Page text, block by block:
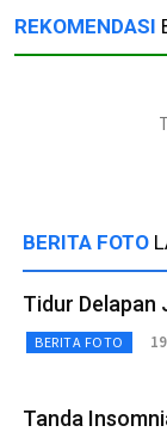
REKOMENDASI
BERITA FOTO
Tidur Delapan
BERITA FOTO
Tanda